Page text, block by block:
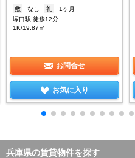
敷
なし 礼
1ヶ月
塚口駅 徒歩12分
1K/19.87㎡
お問合せ
お気に入り
兵庫県の賃貸物件を探す